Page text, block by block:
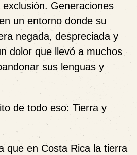
. Generaciones
un entorno donde su
negada, despreciada y
dolor que llevó a muchos
sus lenguas y
de todo eso: Tierra y
que en Costa Rica la tierra